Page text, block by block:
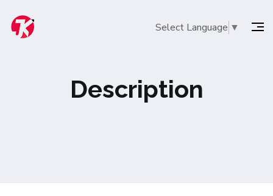
Select Language ▼
Description